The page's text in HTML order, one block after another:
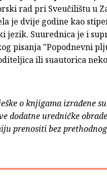
rad pri Sveučilištu u
je dvije godine kao
jezik. Suurednica je i
pisanja "Popodnevni
ili suautorica
o knjigama izrađene
dodatne uredničke
prenositi bez